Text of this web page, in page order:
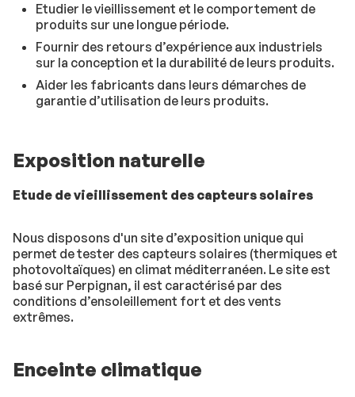
Etudier le vieillissement et le comportement de
produits sur une longue période.
Fournir des retours d’expérience aux industriels
sur la conception et la durabilité de leurs produits.
Aider les fabricants dans leurs démarches de
garantie d’utilisation de leurs produits.
Exposition naturelle
Etude de vieillissement des capteurs solaires
Nous disposons d'un site d’exposition unique qui
permet de tester des capteurs solaires (thermiques et
photovoltaïques) en climat méditerranéen. Le site est
basé sur Perpignan, il est caractérisé par des
conditions d’ensoleillement fort et des vents
extrêmes.
Enceinte climatique